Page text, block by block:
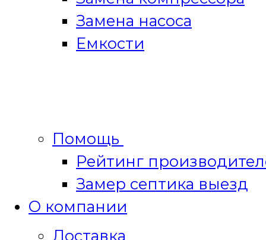
Замена насоса
Емкости
Помощь
Рейтинг
Замер септика выезд
О компании
Доставка